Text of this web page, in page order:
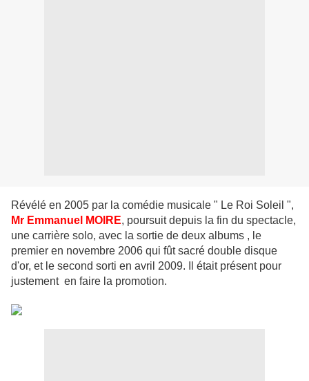
Révélé en 2005 par la comédie musicale " Le Roi Soleil ",
Mr Emmanuel MOIRE, poursuit depuis la fin du spectacle,
une carrière solo, avec la sortie de deux albums , le
premier en novembre 2006 qui fût sacré double disque
d'or, et le second sorti en avril 2009. Il était présent pour
justement en faire la promotion.